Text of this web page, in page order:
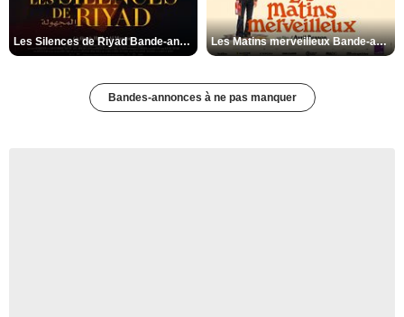
Les Silences de Riyad Bande-annonce VO STFR Les Matins merveilleux Bande-annonce VF
Bandes-annonces à ne pas manquer